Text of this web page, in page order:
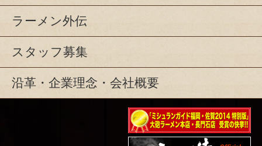
ラーメン外伝
スタッフ募集
沿革・企業理念・会社概要
ミシュランガイド福岡・